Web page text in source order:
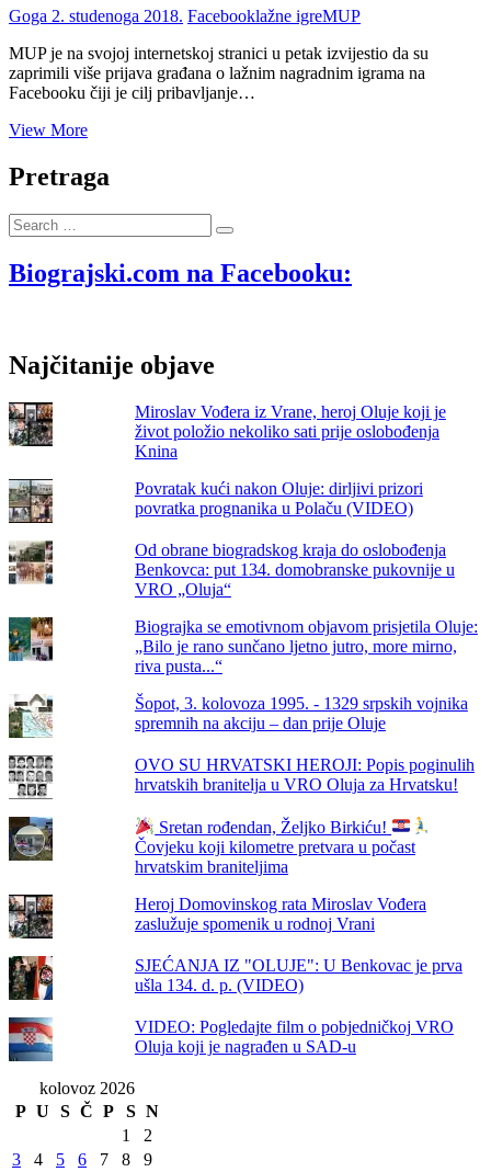
Goga 2. studenoga 2018. Facebooklažne igreMUP
MUP je na svojoj internetskoj stranici u petak izvijestio da su
zaprimili više prijava građana o lažnim nagradnim igrama na
Facebooku čiji je cilj pribavljanje…
View MoreMUP
na
lažne
putem
Facebooka
Pretraga
Search
…
Biograjski.com na Facebooku:
Najčitanije objave
Miroslav Vođera iz Vrane, heroj Oluje koji je
život položio nekoliko sati prije oslobođenja
Knina
Povratak kući nakon Oluje: dirljivi prizori
povratka prognanika u Polaču (VIDEO)
Od obrane biogradskog kraja do oslobođenja
Benkovca: put 134. domobranske pukovnije u
VRO „Oluja“
Biograjka se emotivnom objavom prisjetila Oluje:
„Bilo je rano sunčano ljetno jutro, more mirno,
riva pusta...“
Šopot, 3. kolovoza 1995. - 1329 srpskih vojnika
spremnih na akciju – dan prije Oluje
OVO SU HRVATSKI HEROJI: Popis poginulih
hrvatskih branitelja u VRO Oluja za Hrvatsku!
Sretan rođendan, Željko Birkiću!
Čovjeku koji kilometre pretvara u počast
hrvatskim braniteljima
Heroj Domovinskog rata Miroslav Vođera
zaslužuje spomenik u rodnoj Vrani
SJEĆANJA IZ "OLUJE": U Benkovac je prva
ušla 134. d. p. (VIDEO)
VIDEO: Pogledajte film o pobjedničkoj VRO
Oluja koji je nagrađen u SAD-u
kolovoz 2026
P U S Č P S N
1
2
3
4 5 6 7 8
9